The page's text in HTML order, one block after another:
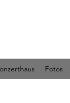
Fotos